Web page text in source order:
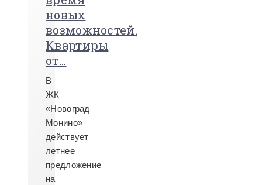
новых
возможностей.
Квартиры
от...
В
ЖК
«Новоград
Монино»
действует
летнее
предложение
на